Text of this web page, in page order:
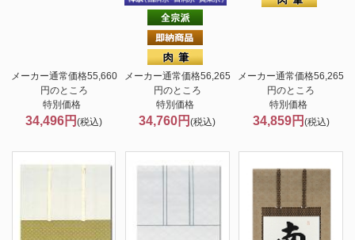
メーカー通常価格55,660
円のところ
特別価格
34,496円(税込)
メーカー通常価格56,265
円のところ
特別価格
34,760円(税込)
メーカー通常価格56,265
円のところ
特別価格
34,859円 (税込)